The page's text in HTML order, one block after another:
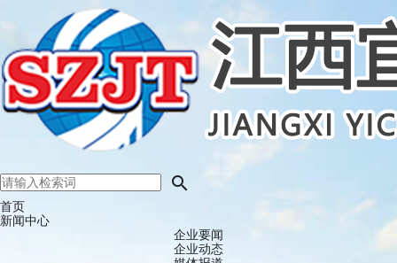

首页
新闻中心
企业要闻
企业动态